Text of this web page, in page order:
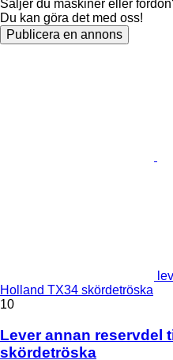
Säljer du maskiner eller
Du kan göra det med oss!
Publicera en annons
Holland TX34 skördetröska
10
Lever annan reservdel
skördetröska